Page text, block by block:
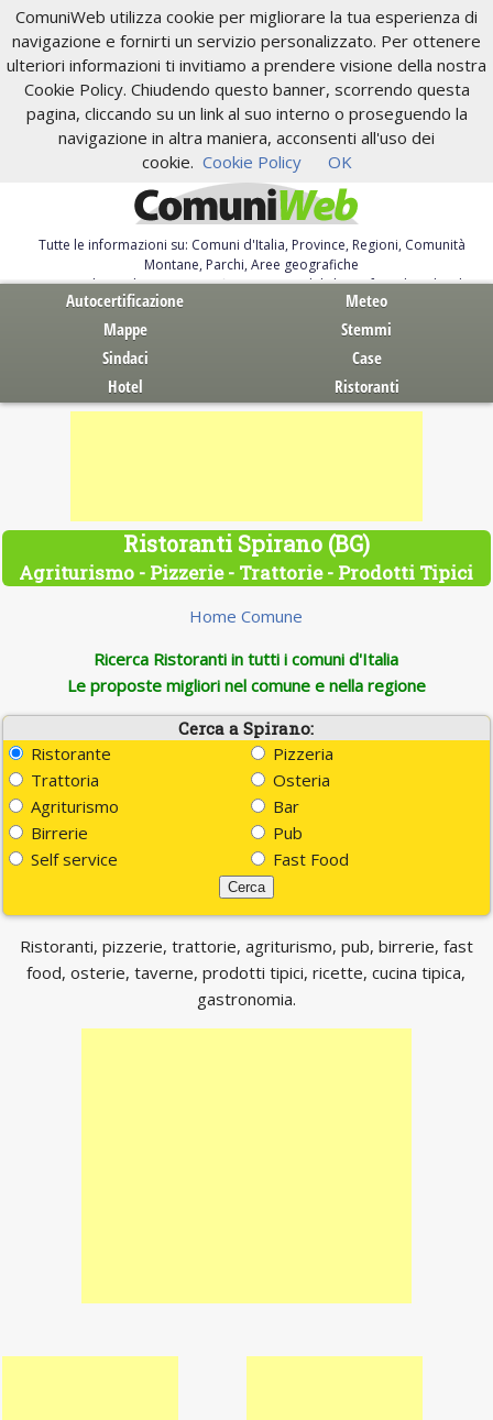
ComuniWeb utilizza cookie per migliorare la tua esperienza di
navigazione e fornirti un servizio personalizzato. Per ottenere
ulteriori informazioni ti invitiamo a prendere visione della nostra
Cookie Policy. Chiudendo questo banner, scorrendo questa
pagina, cliccando su un link al suo interno o proseguendo la
navigazione in altra maniera, acconsenti all'uso dei
cookie. Cookie Policy OK
Tutte le informazioni su: Comuni d'Italia, Province, Regioni, Comunità
Montane, Parchi, Aree geografiche
Servizi al Cittadino. Autocertificazione, moduli, leggi, free download
Autocertificazione
Meteo
Mappe
Stemmi
Sindaci
Case
Hotel
Ristoranti
Ristoranti Spirano (BG)
Agriturismo - Pizzerie - Trattorie - Prodotti Tipici
Home Comune
Ricerca Ristoranti in tutti i comuni d'Italia
Le proposte migliori nel comune e nella regione
Cerca a Spirano:
Ristorante
Pizzeria
Trattoria
Osteria
Agriturismo
Bar
Birrerie
Pub
Self service
Fast Food
Ristoranti, pizzerie, trattorie, agriturismo, pub, birrerie, fast
food, osterie, taverne, prodotti tipici, ricette, cucina tipica,
gastronomia.